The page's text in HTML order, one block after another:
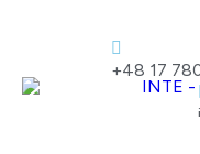
+48 17